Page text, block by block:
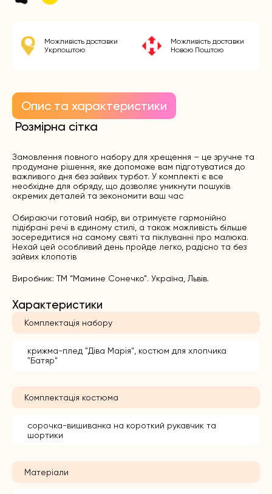
Можливість доставки
Укрпоштою
Можливість доставки
Новою Поштою
Опис та характеристики
Розмірна сітка
Замовлення повного набору для хрещення – це зручне та
продумане рішення, яке допоможе вам підготуватися до
важливого дня без зайвих турбот. У комплекті є все
необхідне для обряду, що дозволяє уникнути пошуків
окремих деталей та зекономити ваш час
Обираючи готовий набір, ви отримуєте гармонійно
підібрані речі в єдиному стилі, а також можливість більше
зосередитися на самому святі та піклуванні про малюка.
Нехай цей особливий день пройде легко, радісно та без
зайвих клопотів
Виробник: ТМ “Мамине Сонечко”. Україна, Львів.
Характеристики
Комплектація набору
крижма-плед "Діва Марія", костюм для хлопчика
"Батяр"
Комплектація костюма
сорочка-вишиванка на короткий рукавчик та
шортики
Матеріали